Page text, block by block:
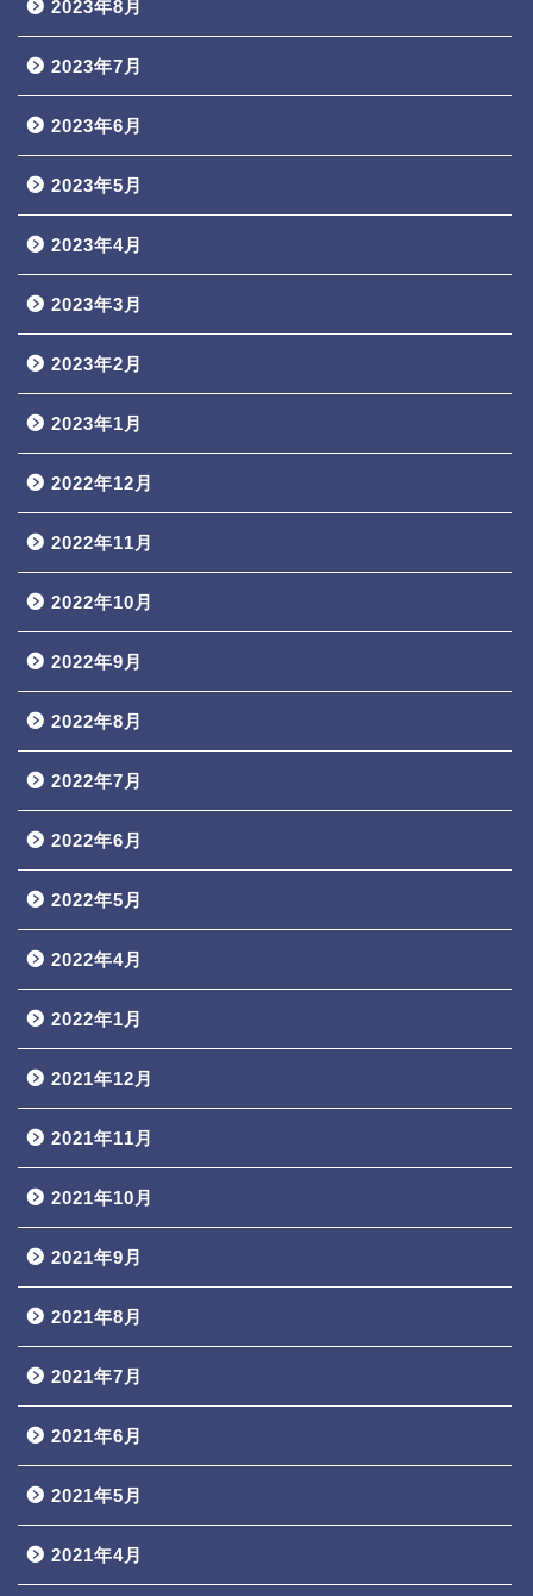
2023年8月
2023年7月
2023年6月
2023年5月
2023年4月
2023年3月
2023年2月
2023年1月
2022年12月
2022年11月
2022年10月
2022年9月
2022年8月
2022年7月
2022年6月
2022年5月
2022年4月
2022年1月
2021年12月
2021年11月
2021年10月
2021年9月
2021年8月
2021年7月
2021年6月
2021年5月
2021年4月